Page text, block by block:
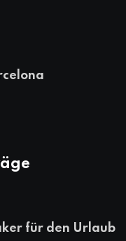
für den Urlaub